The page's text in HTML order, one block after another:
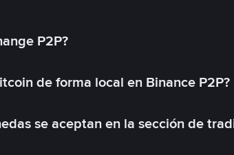
P2P?
de forma local en Binance P2P?
se aceptan en la sección de